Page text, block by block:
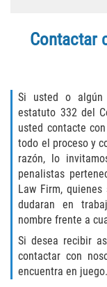
Contactar
Si usted o algún
estatuto 332 del
usted contacte
todo el proceso y
razón, lo
penalistas
Law Firm,
dudaran en
nombre frente a
Si desea recibir
contactar con
encuentra en